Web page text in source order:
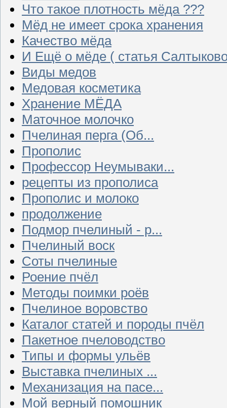
Что такое плотность мёда ???
Мёд не имеет срока хранения
Качество мёда
И Ещё о мёде ( статья
Виды медов
Медовая косметика
Хранение МЁДА
Маточное молочко
Пчелиная перга (Об...
Прополис
Профессор Неумываки...
рецепты из прополиса
Прополис и молоко
продолжение
Подмор пчелиный - р...
Пчелиный воск
Соты пчелиные
Роение пчёл
Методы поимки роёв
Пчелиное воровство
Каталог статей и породы пчёл
Пакетное пчеловодство
Типы и формы ульёв
Выставка пчелиных ...
Механизация на пасе...
Мой верный помошник